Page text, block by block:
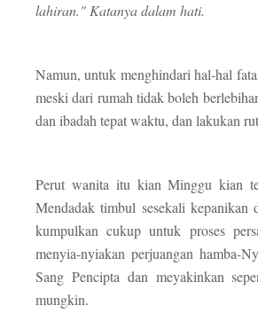
lahiran." Katanya dalam hati.
Namun, untuk menghindari hal-hal
meski dari rumah tidak boleh
dan ibadah tepat waktu, dan lakukan
Perut wanita itu kian Minggu kian
Mendadak timbul sesekali
kumpulkan cukup untuk proses
menyia-nyiakan perjuangan hamba-
Sang Pencipta dan meyakinkan
mungkin.